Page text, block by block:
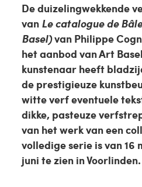
De duizelingwekkende
vanLe catalogue de
Basel)van Philippe
het aanbod van Art
kunstenaar heeft
de prestigieuze
witte verf eventuele
dikke, pasteuze
van het werk van een
volledige serie is van 16
juni te zien in Voorlinden.